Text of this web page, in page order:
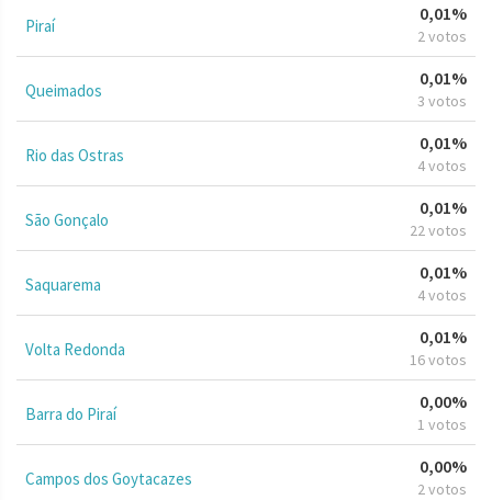
Piraí
0,01%
2 votos
Queimados
0,01%
3 votos
Rio das Ostras
0,01%
4 votos
São Gonçalo
0,01%
22 votos
Saquarema
0,01%
4 votos
Volta Redonda
0,01%
16 votos
Barra do Piraí
0,00%
1 votos
Campos dos Goytacazes
0,00%
2 votos